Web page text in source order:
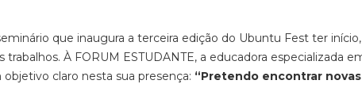
que inaugura a terceira edição do Ubuntu Fest ter
À FORUM ESTUDANTE, a educadora especializada
claro nesta sua presença: “Pretendo encontrar